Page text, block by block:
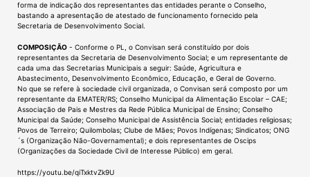
forma de indicação dos representantes das entidades perante o Conselho,
bastando a apresentação de atestado de funcionamento fornecido pela
Secretaria de Desenvolvimento Social.
COMPOSIÇÃO - Conforme o PL, o Convisan será constituído por dois
representantes da Secretaria de Desenvolvimento Social; e um representante de
cada uma das Secretarias Municipais a seguir: Saúde, Agricultura e
Abastecimento, Desenvolvimento Econômico, Educação, e Geral de Governo.
No que se refere à sociedade civil organizada, o Convisan será composto por um
representante da EMATER/RS; Conselho Municipal da Alimentação Escolar – CAE;
Associação de Pais e Mestres da Rede Pública Municipal de Ensino; Conselho
Municipal da Saúde; Conselho Municipal de Assistência Social; entidades religiosas;
Povos de Terreiro; Quilombolas; Clube de Mães; Povos Indígenas; Sindicatos; ONG
´s (Organização Não-Governamental); e dois representantes de Oscips
(Organizações da Sociedade Civil de Interesse Público) em geral.
https://youtu.be/qiTxktvZk9U